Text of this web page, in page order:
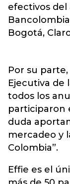
efectivos del
Bogotá,
Por su
Ejecutiva de
todos los
participaron
duda
mercadeo y
Colombia”.
Effie es el